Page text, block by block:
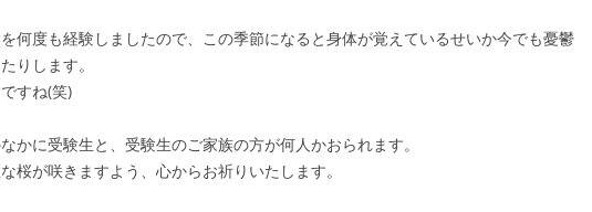
何度も経験しましたので、この季節になると身体が覚えているせいか今でも憂鬱
りします。
すね(笑)
かに受験生と、受験生のご家族の方が何人かおられます。
桜が咲きますよう、心からお祈りいたします。